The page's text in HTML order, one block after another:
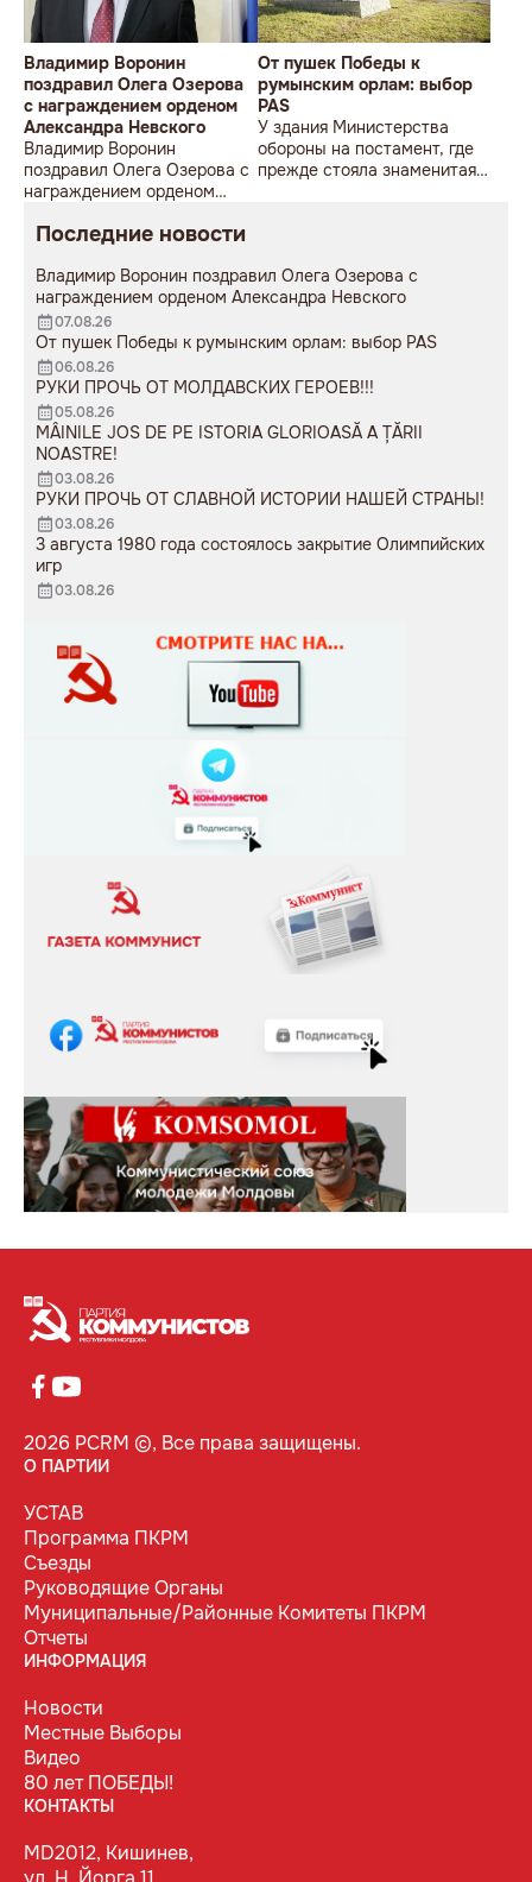
Владимир Воронин
поздравил Олега Озерова
с награждением орденом
Александра Невского
Владимир Воронин
поздравил Олега Озерова с
награждением орденом
От пушек Победы к
румынским орлам: выбор
PAS
У здания Министерства
обороны на постамент, где
прежде стояла знаменитая
Последние новости
Владимир Воронин поздравил Олега Озерова с
награждением орденом Александра Невского
07.08.26
От пушек Победы к румынским орлам: выбор PAS
06.08.26
РУКИ ПРОЧЬ ОТ МОЛДАВСКИХ ГЕРОЕВ!!!
05.08.26
MÂINILE JOS DE PE ISTORIA GLORIOASĂ A ȚĂRII
NOASTRE!
03.08.26
РУКИ ПРОЧЬ ОТ СЛАВНОЙ ИСТОРИИ НАШЕЙ СТРАНЫ!
03.08.26
3 августа 1980 года состоялось закрытие Олимпийских
игр
03.08.26
2026 PCRM ©, Все права защищены.
О ПАРТИИ
УСТАВ
Программа ПКРМ
Съезды
Руководящие Органы
Муниципальные/Районные Комитеты ПКРМ
Отчеты
ИНФОРМАЦИЯ
Новости
Местные Выборы
Видео
80 лет ПОБЕДЫ!
КОНТАКТЫ
MD2012, Кишинев,